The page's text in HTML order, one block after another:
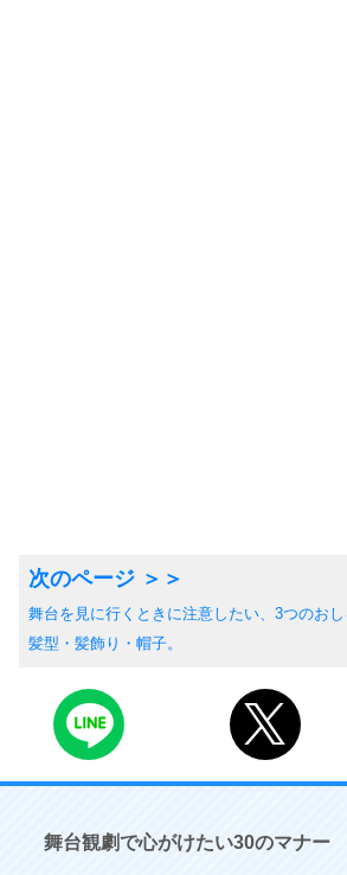
舞台を見に行くときに注意したい、3つのおし
髪型・髪飾り・帽子。
舞台観劇で心がけたい30のマナー